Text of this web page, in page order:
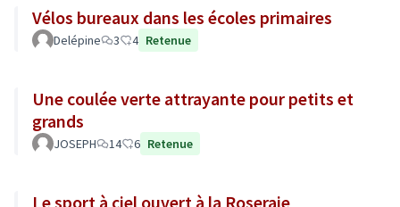
Vélos bureaux dans les écoles primaires
Delépine 3 4 Retenue
Une coulée verte attrayante pour petits et
grands
JOSEPH 14 6 Retenue
Le sport à ciel ouvert à la Roseraie